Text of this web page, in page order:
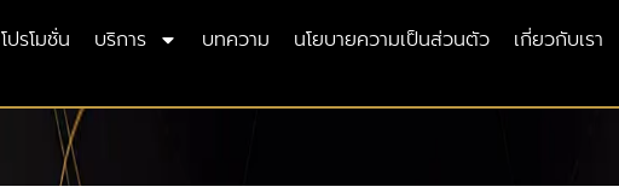
โปรโมชั่น บริการ บทความ นโยบายความเป็นส่วนตัว เกี่ยวกับเรา